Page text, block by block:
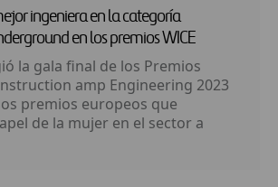
ingeniera en la categoría
en los premios WICE
la gala final de los Premios
amp Engineering 2023
premios europeos que
de la mujer en el sector a